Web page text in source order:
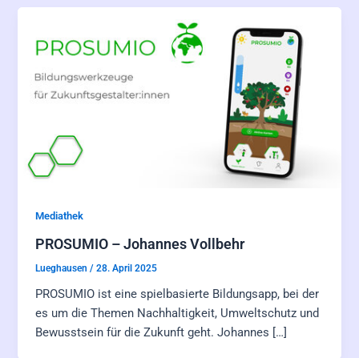
Mediathek
PROSUMIO – Johannes Vollbehr
Lueghausen/28. April 2025
PROSUMIO ist eine spielbasierte Bildungsapp, bei der
es um die Themen Nachhaltigkeit, Umweltschutz und
Bewusstsein für die Zukunft geht. Johannes […]